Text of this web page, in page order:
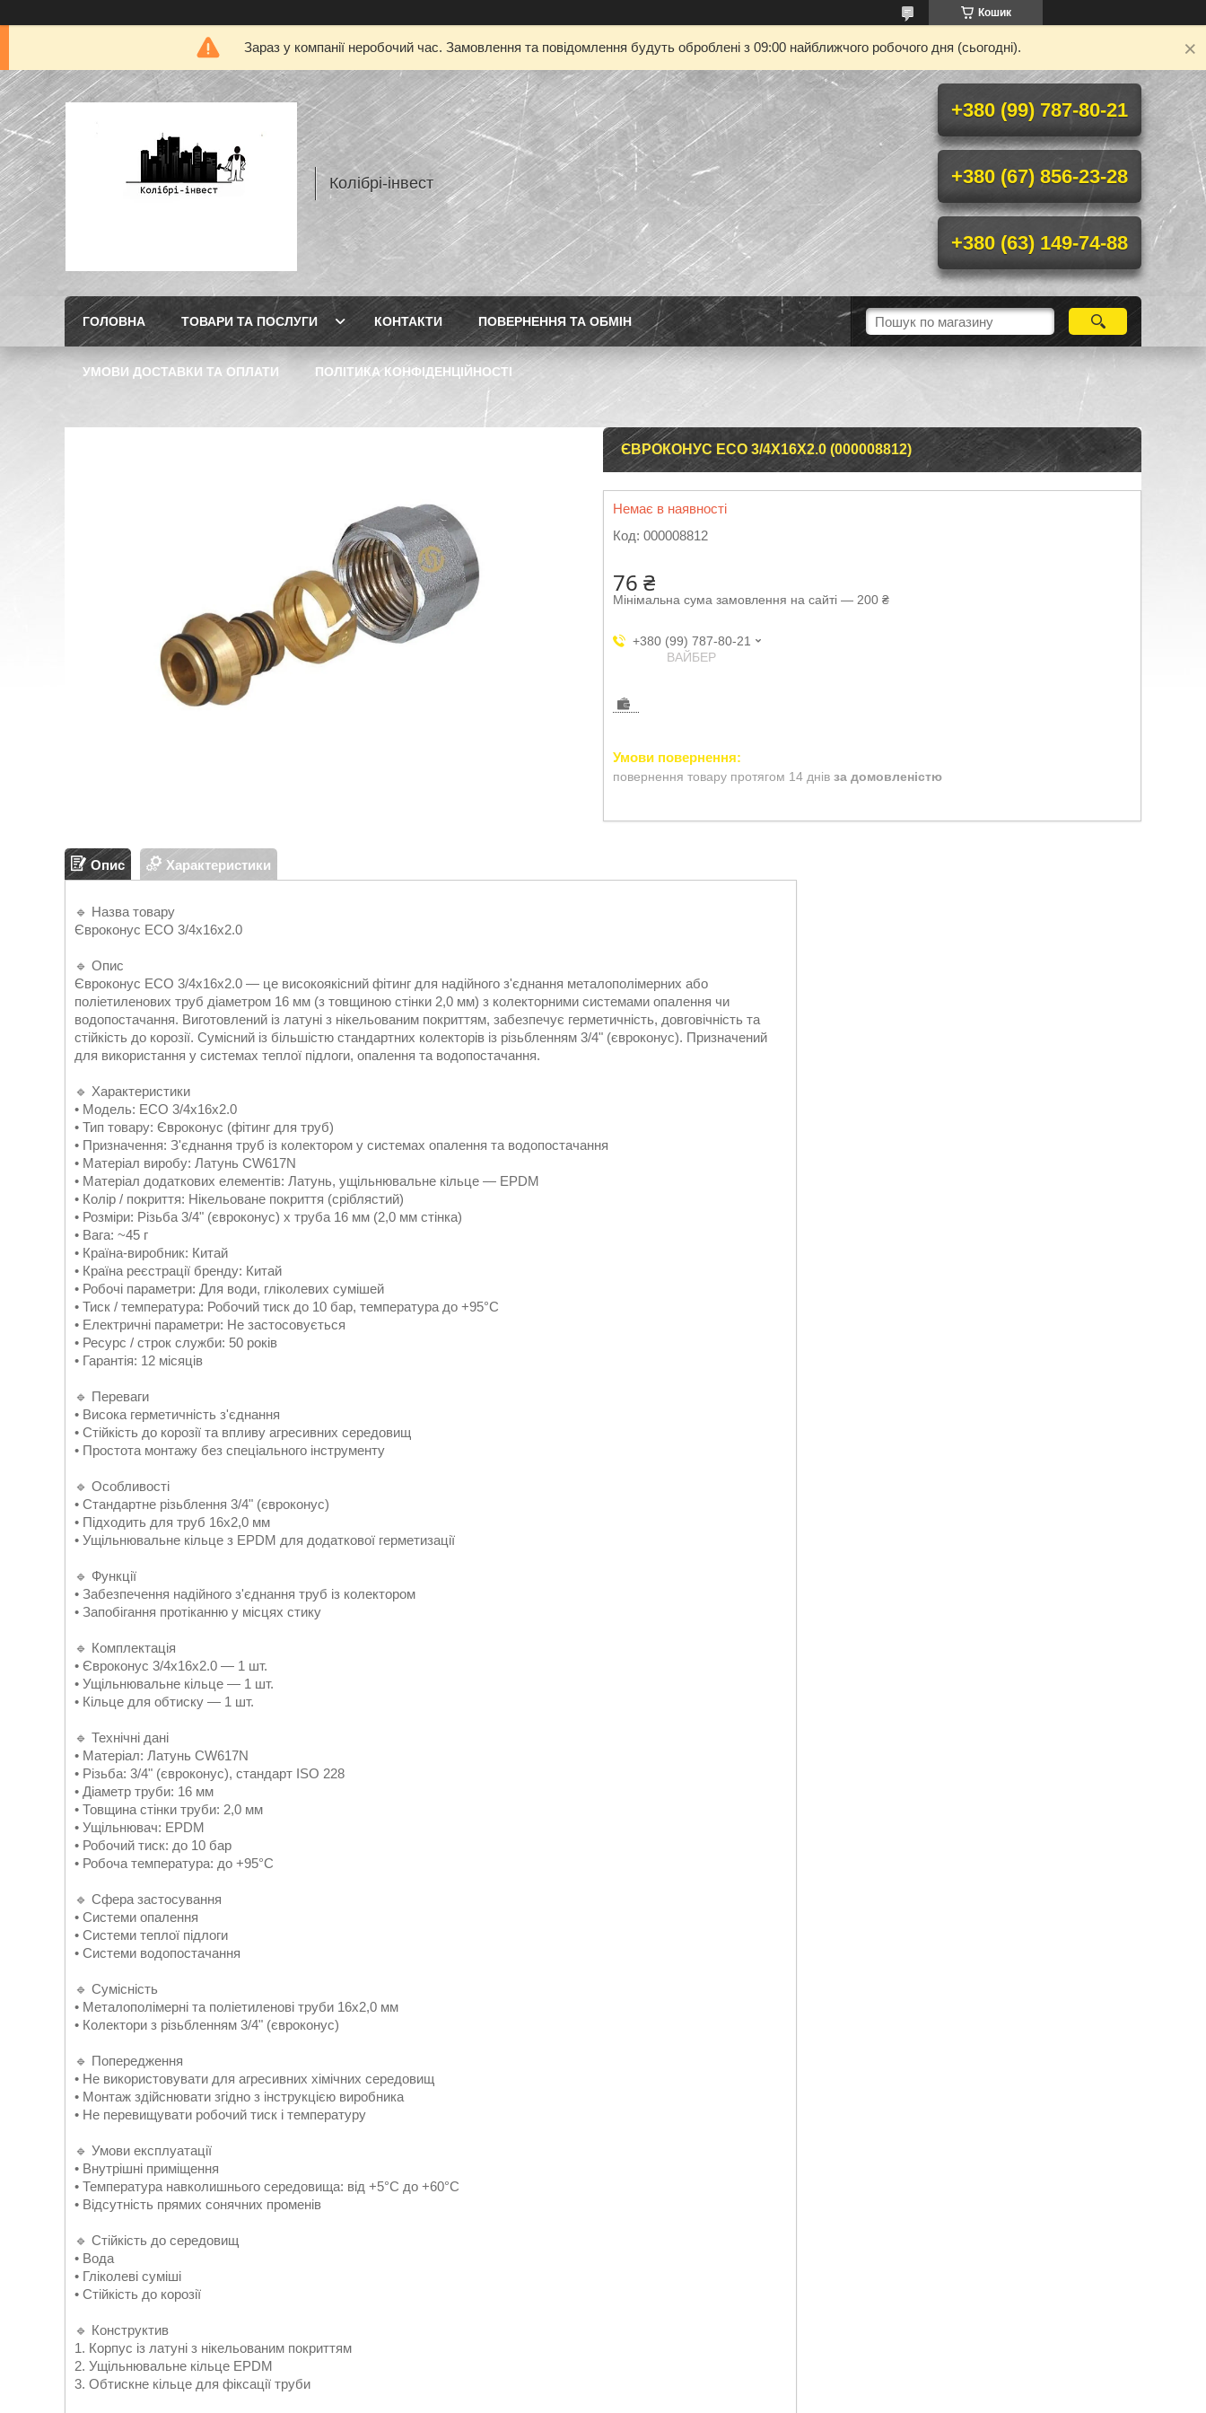
Кошик
Зараз у компанії неробочий час. Замовлення та повідомлення будуть оброблені з 09:00 найближчого робочого дня (сьогодні).
Колібрі-інвест
+380 (99) 787-80-21
+380 (67) 856-23-28
+380 (63) 149-74-88
ГОЛОВНА ТОВАРИ ТА ПОСЛУГИ КОНТАКТИ ПОВЕРНЕННЯ ТА ОБМІН
УМОВИ ДОСТАВКИ ТА ОПЛАТИ ПОЛІТИКА КОНФІДЕНЦІЙНОСТІ
ЄВРОКОНУС ECO 3/4Х16Х2.0 (000008812)
Немає в наявності
Код: 000008812
76 ₴
Мінімальна сума замовлення на сайті — 200 ₴
+380 (99) 787-80-21
ВАЙБЕР
повернення товару протягом 14 днів за домовленістю
Опис Характеристики
🔹 Назва товару
Євроконус ECO 3/4х16х2.0
🔹 Опис
Євроконус ECO 3/4х16х2.0 — це високоякісний фітинг для надійного з'єднання металополімерних або
поліетиленових труб діаметром 16 мм (з товщиною стінки 2,0 мм) з колекторними системами опалення чи
водопостачання. Виготовлений із латуні з нікельованим покриттям, забезпечує герметичність, довговічність та
стійкість до корозії. Сумісний із більшістю стандартних колекторів із різьбленням 3/4" (євроконус). Призначений
для використання у системах теплої підлоги, опалення та водопостачання.
🔹 Характеристики
• Модель: ECO 3/4х16х2.0
• Тип товару: Євроконус (фітинг для труб)
• Призначення: З'єднання труб із колектором у системах опалення та водопостачання
• Матеріал виробу: Латунь CW617N
• Матеріал додаткових елементів: Латунь, ущільнювальне кільце — EPDM
• Колір / покриття: Нікельоване покриття (сріблястий)
• Розміри: Різьба 3/4" (євроконус) x труба 16 мм (2,0 мм стінка)
• Вага: ~45 г
• Країна-виробник: Китай
• Країна реєстрації бренду: Китай
• Робочі параметри: Для води, гліколевих сумішей
• Тиск / температура: Робочий тиск до 10 бар, температура до +95°C
• Електричні параметри: Не застосовується
• Ресурс / строк служби: 50 років
• Гарантія: 12 місяців
🔹 Переваги
• Висока герметичність з'єднання
• Стійкість до корозії та впливу агресивних середовищ
• Простота монтажу без спеціального інструменту
🔹 Особливості
• Стандартне різьблення 3/4" (євроконус)
• Підходить для труб 16x2,0 мм
• Ущільнювальне кільце з EPDM для додаткової герметизації
🔹 Функції
• Забезпечення надійного з'єднання труб із колектором
• Запобігання протіканню у місцях стику
🔹 Комплектація
• Євроконус 3/4х16х2.0 — 1 шт.
• Ущільнювальне кільце — 1 шт.
• Кільце для обтиску — 1 шт.
🔹 Технічні дані
• Матеріал: Латунь CW617N
• Різьба: 3/4" (євроконус), стандарт ISO 228
• Діаметр труби: 16 мм
• Товщина стінки труби: 2,0 мм
• Ущільнювач: EPDM
• Робочий тиск: до 10 бар
• Робоча температура: до +95°C
🔹 Сфера застосування
• Системи опалення
• Системи теплої підлоги
• Системи водопостачання
🔹 Сумісність
• Металополімерні та поліетиленові труби 16x2,0 мм
• Колектори з різьбленням 3/4" (євроконус)
🔹 Попередження
• Не використовувати для агресивних хімічних середовищ
• Монтаж здійснювати згідно з інструкцією виробника
• Не перевищувати робочий тиск і температуру
🔹 Умови експлуатації
• Внутрішні приміщення
• Температура навколишнього середовища: від +5°C до +60°C
• Відсутність прямих сонячних променів
🔹 Стійкість до середовищ
• Вода
• Гліколеві суміші
• Стійкість до корозії
🔹 Конструктив
1. Корпус із латуні з нікельованим покриттям
2. Ущільнювальне кільце EPDM
3. Обтискне кільце для фіксації труби